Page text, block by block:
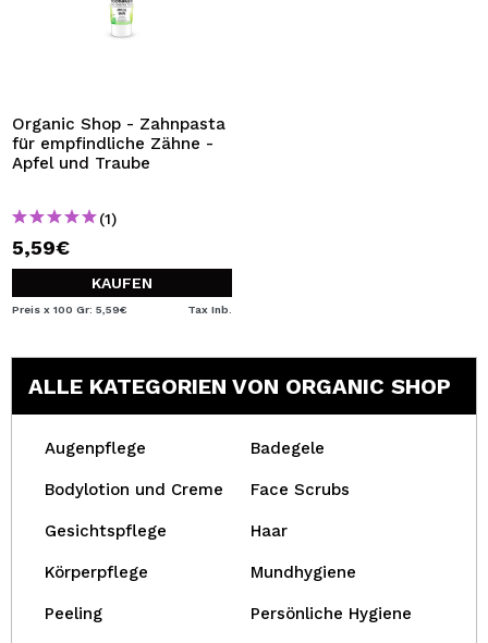
Organic Shop - Zahnpasta
für empfindliche Zähne -
Apfel und Traube
(1)
5,59€
KAUFEN
Preis x 100 Gr: 5,59€ Tax Inb.
ALLE KATEGORIEN VON ORGANIC SHOP
Augenpflege Badegele
Bodylotion und Creme Face Scrubs
Gesichtspflege Haar
Körperpflege Mundhygiene
Peeling Persönliche Hygiene